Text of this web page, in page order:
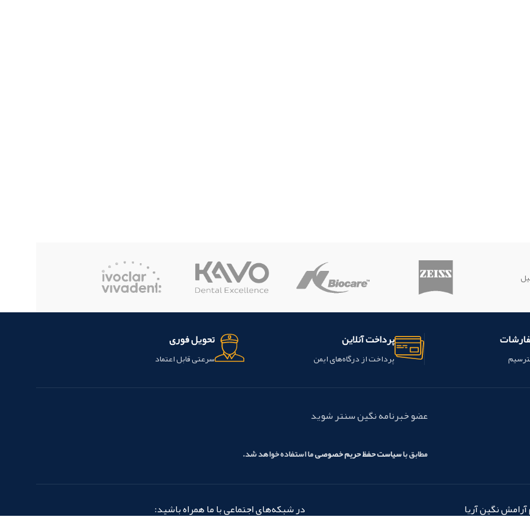
پرداخت آنلاین
پرداخت از درگاه‌های ایمن
تحویل فوری
سرعتی قابل اعتماد
عضو خبرنامه نگین سنتر شوید
مطابق باسیاست حفظ حریم خصوصیما استفاده خواهد شد.
نگین آریا
در شبکه‌های اجتماعی با ما همراه باشید: